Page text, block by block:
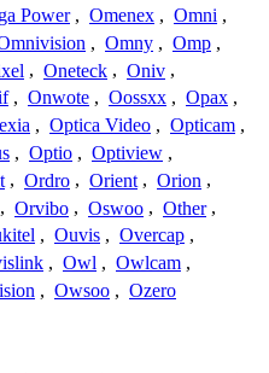
Power , Omenex , Omni ,
, Omny , Omp ,
, Oneteck , Oniv ,
, Onwote , Oossxx , Opax ,
, Optica Video , Opticam ,
, Optio , Optiview ,
, Ordro , Orient , Orion ,
, Orvibo , Oswoo , Other ,
, Ouvis , Overcap ,
, Owl , Owlcam ,
, Owsoo , Ozero